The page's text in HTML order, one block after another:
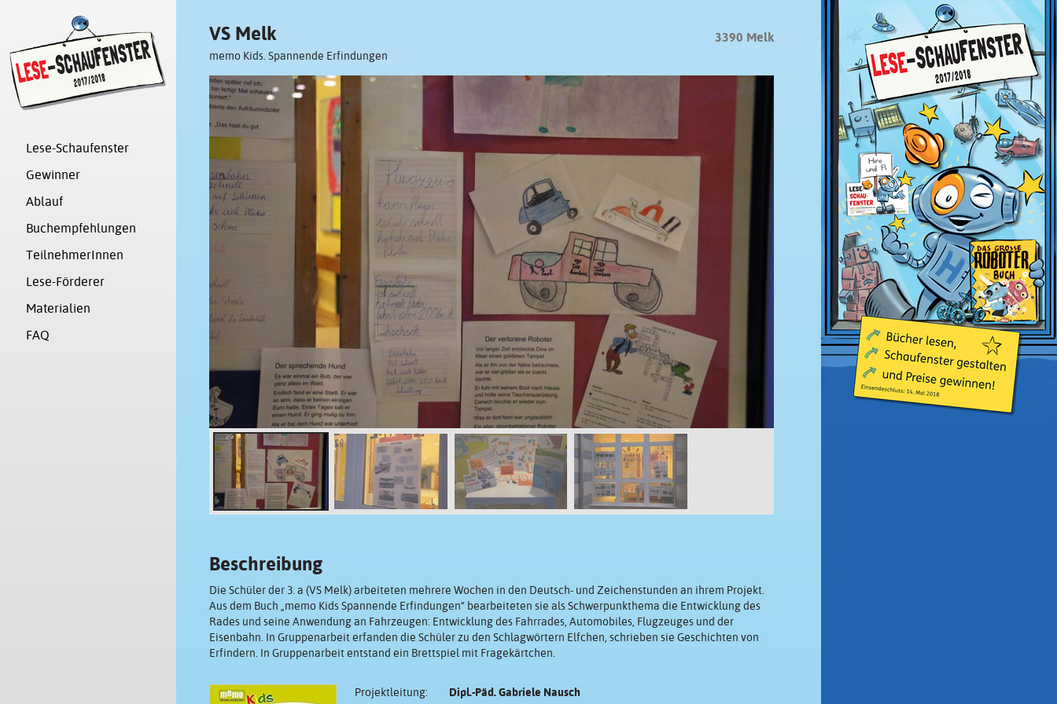
Lese-Schaufenster
Gewinner
Ablauf
Buchempfehlungen
TeilnehmerInnen
Lese-Förderer
Materialien
FAQ
VS Melk 3390 Melk
memo Kids. Spannende Erfindungen
Beschreibung
Die Schüler der 3. a (VS Melk) arbeiteten mehrere Wochen in den Deutsch- und Zeichenstunden an ihrem Projekt.
Aus dem Buch „memo Kids Spannende Erfindungen“ bearbeiteten sie als Schwerpunkthema die Entwicklung des
Rades und seine Anwendung an Fahrzeugen: Entwicklung des Fahrrades, Automobiles, Flugzeuges und der
Eisenbahn. In Gruppenarbeit erfanden die Schüler zu den Schlagwörtern Elfchen, schrieben sie Geschichten von
Erfindern. In Gruppenarbeit entstand ein Brettspiel mit Fragekärtchen.
Projektleitung: Dipl.-Päd. Gabriele Nausch